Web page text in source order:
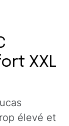
XXL
élevé et